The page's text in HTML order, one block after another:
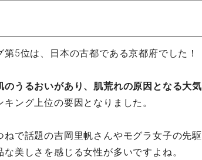
5位は、日本の古都である京都府でした！
うるおいがあり、肌荒れの原因となる大気
キング上位の要因となりました。
で話題の吉岡里帆さんやモグラ女子の先駆
美しさを感じる女性が多いですよね。